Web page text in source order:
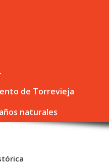
de Torrevieja
naturales